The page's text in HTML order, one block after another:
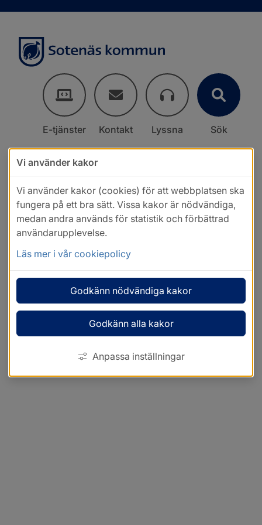
E-tjänster Kontakt Lyssna Sök
Vi använder kakor
Vi använder kakor (cookies) för att webbplatsen ska
fungera på ett bra sätt. Vissa kakor är nödvändiga,
medan andra används för statistik och förbättrad
användarupplevelse.
Läs mer i vår cookiepolicy
Godkänn nödvändiga kakor
Godkänn alla kakor
Anpassa inställningar